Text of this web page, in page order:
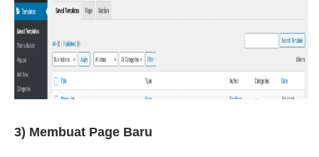
3) Membuat Page Baru